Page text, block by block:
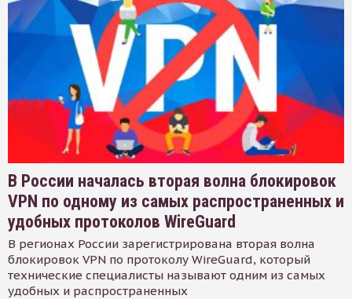
В России началась вторая волна блокировок
VPN по одному из самых распространенных и
удобных протоколов WireGuard
В регионах России зарегистрирована вторая волна
блокировок VPN по протоколу WireGuard, который
технические специалисты называют одним из самых
удобных и распространенных